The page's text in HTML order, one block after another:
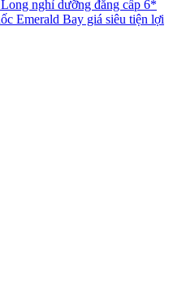
nghỉ dưỡng đẳng cấp 6*
Emerald Bay giá siêu tiện lợi